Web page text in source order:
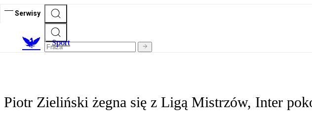
Serwisy
Sport
Piotr Zieliński żegna się z Ligą Mistrzów, Inter